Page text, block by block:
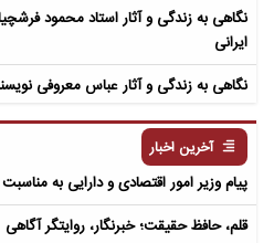
نگاهی به زندگی و آثار استاد محمود
ایرانی
نگاهی به زندگی و آثار عباس معروفی
آخرین اخبار
پیام وزیر امور اقتصادی و دارایی به مناسبت
قلم، حافظ حقیقت؛ خبرنگار، روایتگر آگاهی